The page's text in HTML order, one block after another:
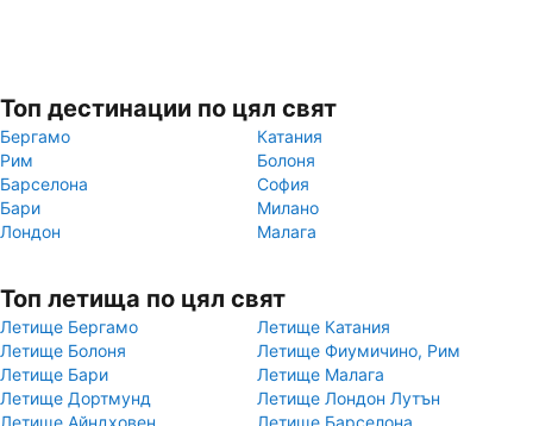
Топ дестинации по цял свят
Бергамо
Катания
Рим
Болоня
Барселона
София
Бари
Милано
Лондон
Малага
Топ летища по цял свят
Летище Бергамо
Летище Катания
Летище Болоня
Летище Фиумичино, Рим
Летище Бари
Летище Малага
Летище Дортмунд
Летище Лондон Лутън
Летище Айндховен
Летище Барселона